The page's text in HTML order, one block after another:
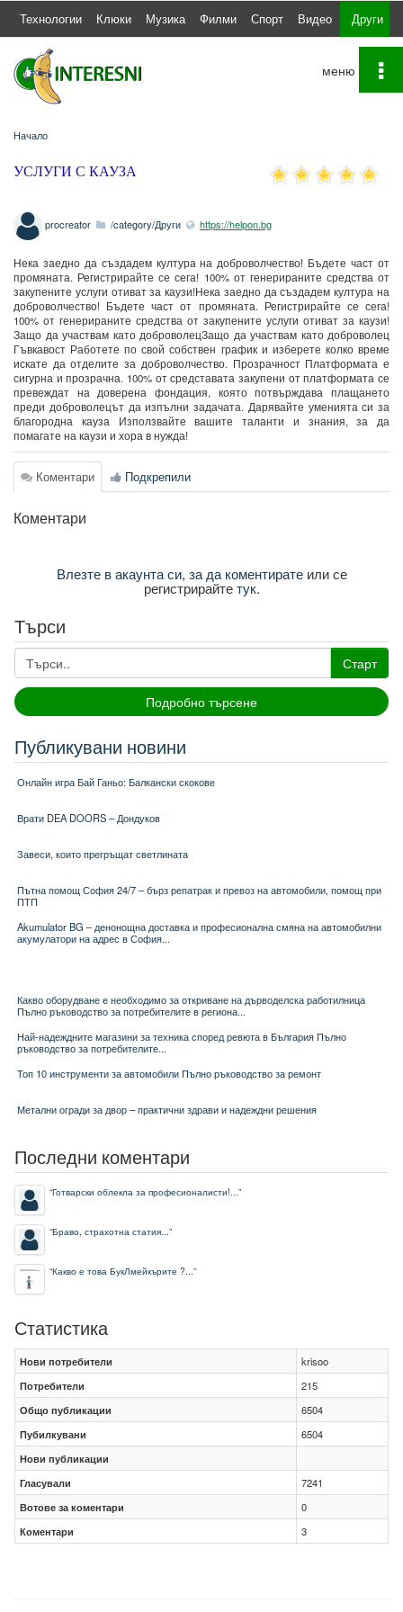
Технологии Клюки Музика Филми Спорт Видео Други
Начало
УСЛУГИ С КАУЗА
procreator /category/Други https://helpon.bg
Нека заедно да създадем култура на доброволчество! Бъдете част от
промяната. Регистрирайте се сега! 100% от генерираните средства от
закупените услуги отиват за каузи!Нека заедно да създадем култура на
доброволчество! Бъдете част от промяната. Регистрирайте се сега!
100% от генерираните средства от закупените услуги отиват за каузи!
Защо да участвам като доброволецЗащо да участвам като доброволец
Гъвкавост Работете по свой собствен график и изберете колко време
искате да отделите за доброволчество. Прозрачност Платформата е
сигурна и прозрачна. 100% от средставата закупени от платформата се
превеждат на доверена фондация, която потвърждава плащането
преди доброволецът да изпълни задачата. Дарявайте уменията си за
благородна кауза Използвайте вашите таланти и знания, за да
помагате на каузи и хора в нужда!
Коментари Подкрепили
Коментари
Влезте в акаунта си, за да коментиратеили се
регистрирайтетук.
Търси
Старт
Подробно търсене
Публикувани новини
Онлайн игра Бай Ганьо: Балкански скокове
Врати DEA DOORS – Дондуков
Завеси, които прегръщат светлината
Пътна помощ София 24/7 – бърз репатрак и превоз на автомобили, помощ при
ПТП
Akumulator BG – денонощна доставка и професионална смяна на автомобилни
акумулатори на адрес в София...
Какво оборудване е необходимо за откриване на дърводелска работилница
Пълно ръководство за потребителите в региона...
Най-надеждните магазини за техника според ревюта в България Пълно
ръководство за потребителите...
Топ 10 инструменти за автомобили Пълно ръководство за ремонт
Метални огради за двор – практични здрави и надеждни решения
Последни коментари
“Готварски облекла за професионалисти!...”
“Браво, страхотна статия...”
“Какво е това БукЛмейкърите ?...”
Статистика
Нови потребители
krisoo
Потребители
215
Общо публикации
6504
Пубилкувани
6504
Нови публикации
Гласували
7241
Вотове за коментари
0
Коментари
3